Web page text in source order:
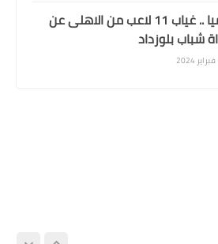
رسميا .. غياب 11 لاعب من الاهلى عن
شباب بلوزداد